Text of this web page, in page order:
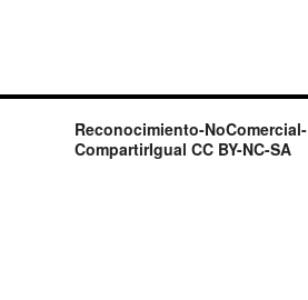
Reconocimiento-NoComercial-
CompartirIgual CC BY-NC-SA